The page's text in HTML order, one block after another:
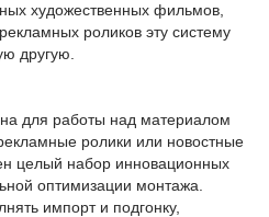
художественных фильмов,
роликов эту систему
другую.
для работы над материалом
ролики или новостные
целый набор инновационных
оптимизации монтажа.
импорт и подгонку,